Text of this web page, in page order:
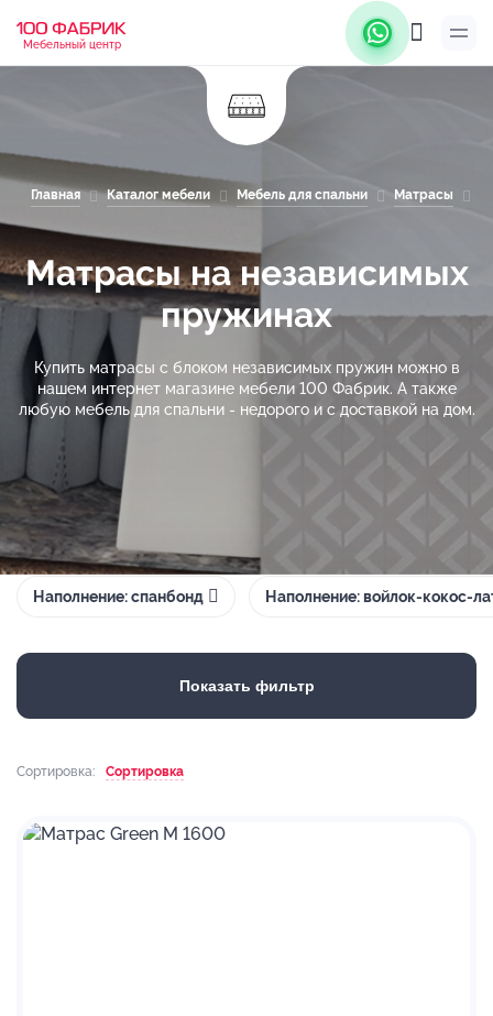
Мебельный центр
Главная Каталог мебели Мебель для спальни Матрасы
Матрасы на независимых
пружинах
Купить матрасы с блоком независимых пружин можно в
нашем интернет магазине мебели 100 Фабрик. А также
любую мебель для спальни - недорого и с доставкой на дом.
Наполнение: спанбонд Наполнение: войлок-кокос-
Показать фильтр
Сортировка: Сортировка